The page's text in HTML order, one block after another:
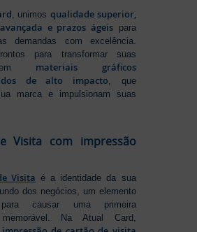
, unimos qualidade superior,
e prazos ágeispara
demandas com excelência.
para transformar suas
em materiais gráficos
de alto impacto, que
marca e impulsionam suas
Visita com impressão
Visita é a identidade da sua
dos negócios, um elemento
causar uma primeira
memorável. Na Atual Card,